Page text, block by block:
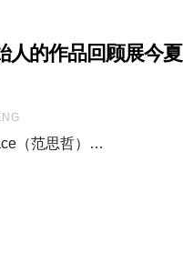
的作品回顾展今夏
（范思哲）…